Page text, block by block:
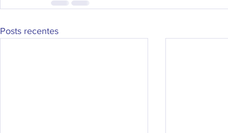
Posts recentes